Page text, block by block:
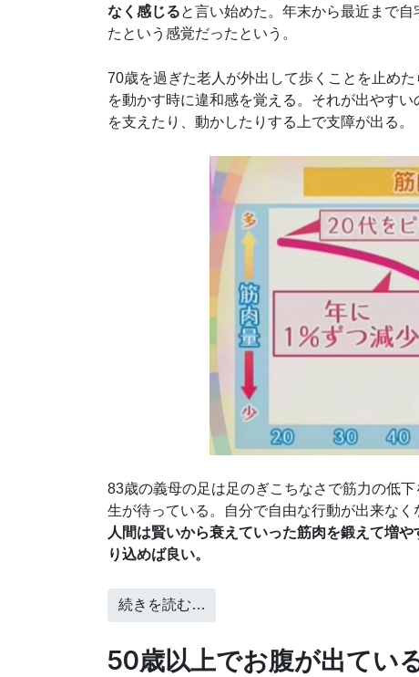
なく感じると言い始めた。年末から最近まで
たという感覚だったという。
70歳を過ぎた老人が外出して歩くことを止め
を動かす時に違和感を覚える。それが出やす
を支えたり、動かしたりする上で支障が出る。
83歳の義母の足は足のぎこちなさで筋力の低
生が待っている。自分で自由な行動が出来な
人間は賢いから衰えていった筋肉を鍛えて増
り込めば良い。
続きを読む…
50歳以上でお腹が出てい